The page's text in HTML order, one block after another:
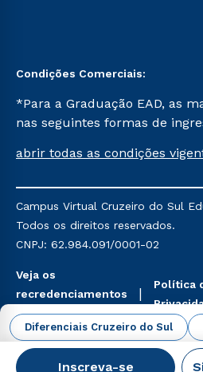
Diferenciais Cruzeiro do Sul
Inscreva-se
Condições Comerciais:
*Para a Graduação EAD, as
nas seguintes formas de
Já para as demais, a taxa de
mencionadas são referentes
Religioso, Geografia para a
do Ensino de História:
abrir todas as condições
Campus Virtual Cruzeiro do Sul
Todos os direitos reservados.
CNPJ: 62.984.091/0001-02
Veja os
recredenciamentos
aqui
Política